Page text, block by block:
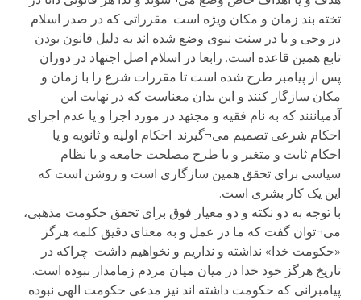
تخته بند زمان و مکان ویژه است. مقرراتی که در صدر اسلام
در وحی و یا در سنت نبوی وضع شده اند به دلیل قانون بودن
تابع همین قاعده است. رابعا در اسلام اصل اجتهاد در دوران
پس از پیامبر طرح شده است تا مقررات شرع را با زمان و
مکان سازگار کنند و این بدان معناست که در نهایت این
آدمیاننند که به نام فقیه و مجتهد در مورد اجرا و یا عدم اجرای
احکام شرعی تصمیم می¬گیرند. احکام اولیه و ثانویه و یا
احکام ثابت و متغیر و یا طرح مصلحت جامعه و یا نظام
سیاسی برای تحقق همین سازگاری است و روشن است که
این یک کار بشری است.
با توجه به دو نکته و دو معیار فوق برای تحقق حکومت مذهبی،
می¬توان گفت که ما در عمل و به معنای دقیق کلمه هرگز
«حکومت خدا» نداشته و نداریم و نخواهیم داشت. چراکه در
تاریخ هرگز خود خدا در میان میان مردم زمامدار نبوده است.
پیامبرانی که حکومت داشته اند نیز مدعی حکومت الهی نبوده